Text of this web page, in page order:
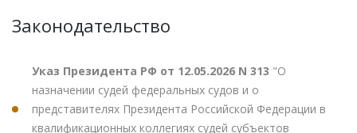
Законодательство
Указ Президента РФ от 12.05.2026 N 313 "О
назначении судей федеральных судов и о
представителях Президента Российской Федерации в
квалификационных коллегиях судей субъектов